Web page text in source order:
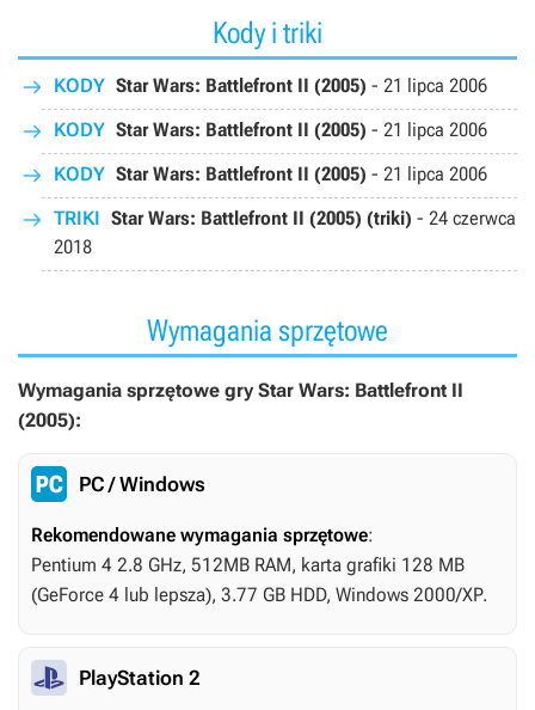
Kody i triki
KODY Star Wars: Battlefront II (2005) - 21 lipca 2006
KODY Star Wars: Battlefront II (2005) - 21 lipca 2006
KODY Star Wars: Battlefront II (2005) - 21 lipca 2006
TRIKI Star Wars: Battlefront II (2005) (triki) - 24 czerwca
2018
Wymagania sprzętowe
Wymagania sprzętowe gry Star Wars: Battlefront II
(2005):
PC / Windows
Rekomendowane wymagania sprzętowe:
Pentium 4 2.8 GHz, 512MB RAM, karta grafiki 128 MB
(GeForce 4 lub lepsza), 3.77 GB HDD, Windows 2000/XP.
PlayStation 2